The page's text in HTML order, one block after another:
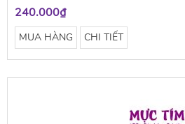
240.000₫
MUA HÀNG CHI TIẾT